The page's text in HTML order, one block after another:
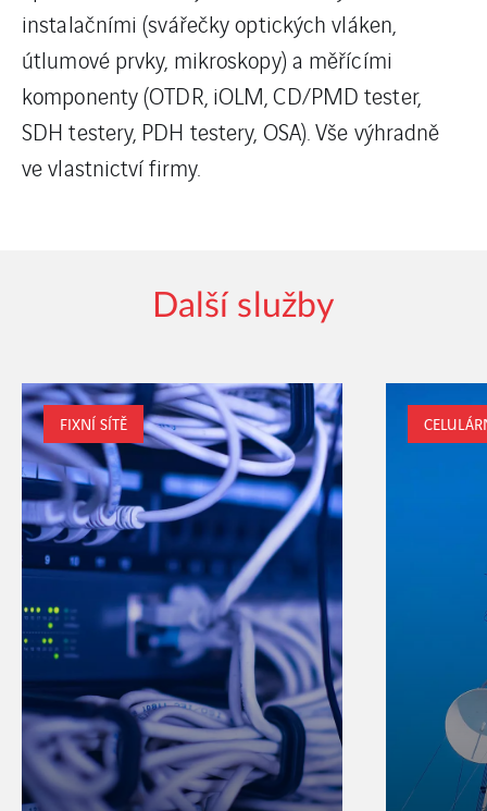
instalačními (svářečky optických vláken,
útlumové prvky, mikroskopy) a měřícími
komponenty (OTDR, iOLM, CD/PMD tester,
SDH testery, PDH testery, OSA). Vše výhradně
ve vlastnictví firmy.
Další služby